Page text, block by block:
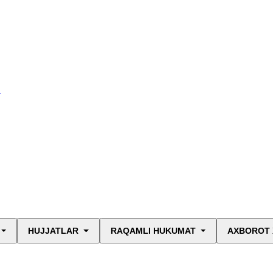
HUJJATLAR RAQAMLI HUKUMAT AXBOROT